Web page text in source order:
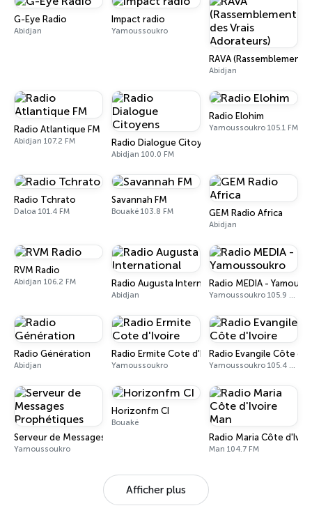
G-Eye Radio
Abidjan
Impact radio
Yamoussoukro
RAVA (Rassemblement
Abidjan
Radio Atlantique FM
Abidjan 107.2 FM Radio Dialogue Citoyens
Abidjan 100.0 FM
Radio Elohim
Yamoussoukro 105.1 FM
Radio Tchrato
Daloa 101.4 FM
Savannah FM
Bouaké 103.8 FM GEM Radio Africa
Abidjan
RVM Radio
Abidjan 106.2 FM Radio Augusta International
Abidjan
Radio MEDIA -
Yamoussoukro 105.9 FM
Radio Génération
Abidjan
Radio Ermite Cote d'Ivoire
Yamoussoukro
Radio Evangile Côte
Yamoussoukro 105.4 FM
Serveur de Messages Prophétiques
Yamoussoukro
Horizonfm CI
Bouaké
Radio Maria Côte
Man 104.7 FM
Afficher plus